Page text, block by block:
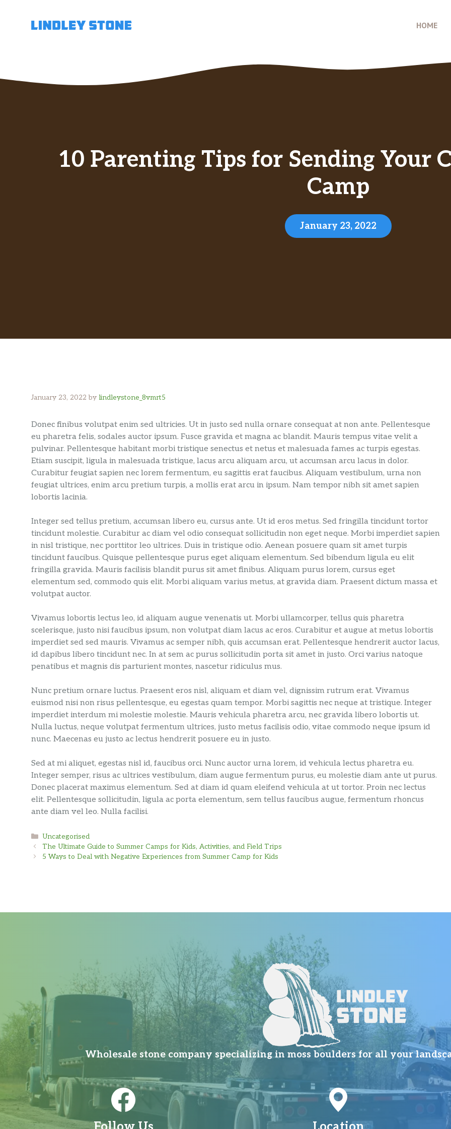
HOME
10 Parenting Tips for Sending Your
Camp
January 23, 2022
January 23, 2022 by lindleystone_8vmrt5
Donec finibus volutpat enim sed ultricies. Ut in justo sed nulla ornare consequat at non ante. Pellentesque
eu pharetra felis, sodales auctor ipsum. Fusce gravida et magna ac blandit. Mauris tempus vitae velit a
pulvinar. Pellentesque habitant morbi tristique senectus et netus et malesuada fames ac turpis egestas.
Etiam suscipit, ligula in malesuada tristique, lacus arcu aliquam arcu, ut accumsan arcu lacus in dolor.
Curabitur feugiat sapien nec lorem fermentum, eu sagittis erat faucibus. Aliquam vestibulum, urna non
feugiat ultrices, enim arcu pretium turpis, a mollis erat arcu in ipsum. Nam tempor nibh sit amet sapien
lobortis lacinia.
Integer sed tellus pretium, accumsan libero eu, cursus ante. Ut id eros metus. Sed fringilla tincidunt tortor
tincidunt molestie. Curabitur ac diam vel odio consequat sollicitudin non eget neque. Morbi imperdiet sapien
in nisl tristique, nec porttitor leo ultrices. Duis in tristique odio. Aenean posuere quam sit amet turpis
tincidunt faucibus. Quisque pellentesque purus eget aliquam elementum. Sed bibendum ligula eu elit
fringilla gravida. Mauris facilisis blandit purus sit amet finibus. Aliquam purus lorem, cursus eget
elementum sed, commodo quis elit. Morbi aliquam varius metus, at gravida diam. Praesent dictum massa et
volutpat auctor.
Vivamus lobortis lectus leo, id aliquam augue venenatis ut. Morbi ullamcorper, tellus quis pharetra
scelerisque, justo nisi faucibus ipsum, non volutpat diam lacus ac eros. Curabitur et augue at metus lobortis
imperdiet sed sed mauris. Vivamus ac semper nibh, quis accumsan erat. Pellentesque hendrerit auctor lacus,
id dapibus libero tincidunt nec. In at sem ac purus sollicitudin porta sit amet in justo. Orci varius natoque
penatibus et magnis dis parturient montes, nascetur ridiculus mus.
Nunc pretium ornare luctus. Praesent eros nisl, aliquam et diam vel, dignissim rutrum erat. Vivamus
euismod nisi non risus pellentesque, eu egestas quam tempor. Morbi sagittis nec neque at tristique. Integer
imperdiet interdum mi molestie molestie. Mauris vehicula pharetra arcu, nec gravida libero lobortis ut.
Nulla luctus, neque volutpat fermentum ultrices, justo metus facilisis odio, vitae commodo neque ipsum id
nunc. Maecenas eu justo ac lectus hendrerit posuere eu in justo.
Sed at mi aliquet, egestas nisl id, faucibus orci. Nunc auctor urna lorem, id vehicula lectus pharetra eu.
Integer semper, risus ac ultrices vestibulum, diam augue fermentum purus, eu molestie diam ante ut purus.
Donec placerat maximus elementum. Sed at diam id quam eleifend vehicula at ut tortor. Proin nec lectus
elit. Pellentesque sollicitudin, ligula ac porta elementum, sem tellus faucibus augue, fermentum rhoncus
ante diam vel leo. Nulla facilisi.
Categories
Uncategorised
The Ultimate Guide to Summer Camps for Kids, Activities, and Field Trips
5 Ways to Deal with Negative Experiences from Summer Camp for Kids
Wholesale stone company specializing in moss boulders for all your